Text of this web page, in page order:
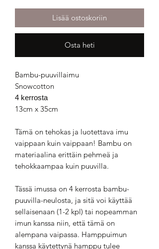
Lisää ostoskoriin
Osta heti
Bambu-puuvillaimu
Snowcotton
4 kerrosta
13cm x 35cm
Tämä on tehokas ja luotettava imu
vaippaan kuin vaippaan! Bambu on
materiaalina erittäin pehmeä ja
tehokkaampaa kuin puuvilla.
Tässä imussa on 4 kerrosta bambu-
puuvilla-neulosta, ja sitä voi käyttää
sellaisenaan (1-2 kpl) tai nopeamman
imun kanssa niin, että tämä on
alempana vaipassa. Hamppuimun
kanssa käytettynä hamppu tulee